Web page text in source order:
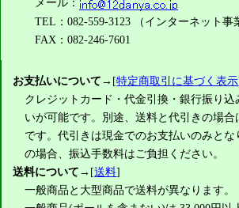
TEL：082-559-3123 （インターネット事
FAX：082-246-7601
お支払いについて→[特定商取引に基づく表示
クレジットカード・代金引換・銀行振り
いが可能です。別途、送料と代引きの場
です。代引きは現金でのお支払いのみと
の場合、振込手数料はご負担ください。
送料について→[送料]
一般商品と大型商品で送料が異なります。